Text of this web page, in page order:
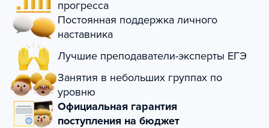
прогресса
Постоянная поддержка личного
наставника
Лучшие преподаватели-эксперты ЕГЭ
Занятия в небольших группах по
уровню
Официальная гарантия
поступления на бюджет